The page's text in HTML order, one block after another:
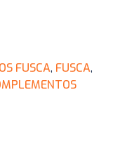
FUSCA, FUSCA,